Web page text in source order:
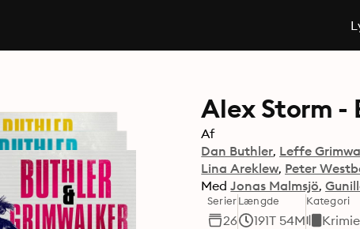
Alex Storm -
Af
Dan Buthler Leffe
Lina Areklew Peter
Med Jonas Malmsjö
Serier
26
Længde
191T 54M
Kategori